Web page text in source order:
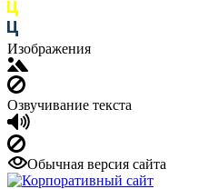
Изображения
Озвучивание текста
Обычная версия сайта